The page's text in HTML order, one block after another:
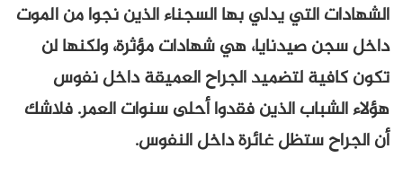
الشهادات التي يدلي بها السجناء الذين نجوا من الموت
داخل سجن صيدنايا، هي شهادات مؤثرة، ولكنها لن
تكون كافية لتضميد الجراح العميقة داخل نفوس
هؤلاء الشباب الذين فقدوا أحلى سنوات العمر. فلاشك
أن الجراح ستظل غائرة داخل النفوس.